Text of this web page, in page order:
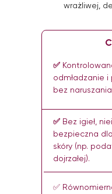
✅
odmładzanie
bez
✅
✅ Bez igieł,
bezpieczna
skóry (np.
dojrzałej).
wrażliwej,